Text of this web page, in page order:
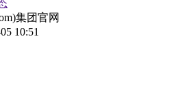
集团官网
10:51